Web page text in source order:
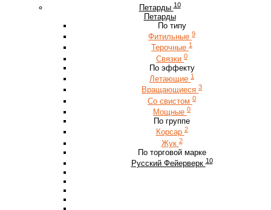
Петарды 10
Петарды
По типу
Фитильные 9
Терочные 1
Связки 0
По эффекту
Летающие 1
Вращающиеся 3
Со свистом 0
Мощные 0
По группе
Корсар 2
Жук 2
По торговой марке
Русский Фейерверк 10